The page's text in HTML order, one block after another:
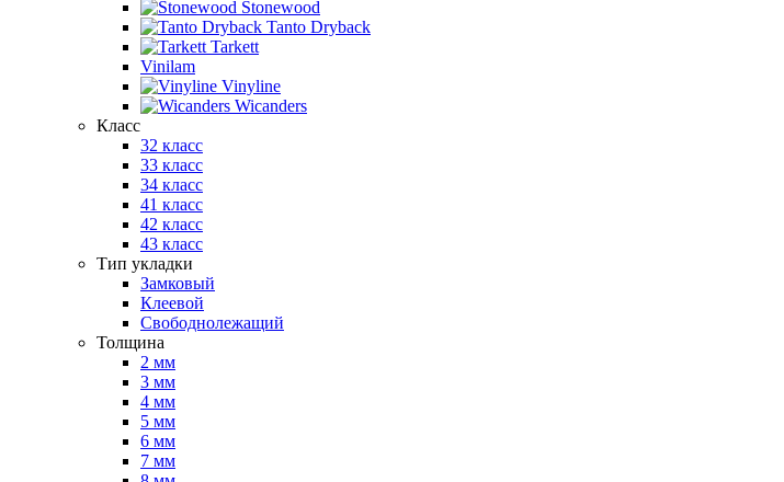
Stonewood
Tanto Dryback
Tarkett
Vinilam
Vinyline
Wicanders
Класс
32 класс
33 класс
34 класс
41 класс
42 класс
43 класс
Тип укладки
Замковый
Клеевой
Свободнолежащий
Толщина
2 мм
3 мм
4 мм
5 мм
6 мм
7 мм